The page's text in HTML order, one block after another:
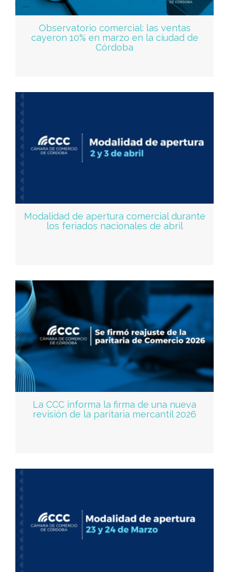
Observatorio comercial: las ventas
cayeron 10% en marzo en la ciudad de
Córdoba
Modalidad de apertura comercial durante
los feriados nacionales de abril
La CCC informa la firma de una nueva
revisión de la paritaria mercantil 2026